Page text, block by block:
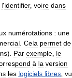
l'identifier, voire dans
numérotations : une
Cela permet de
). Par exemple le
à la version
les logiciels libres vu